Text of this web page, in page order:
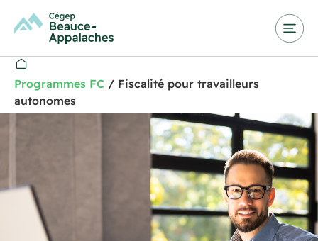
Programmes FC / Fiscalité pour travailleurs
autonomes